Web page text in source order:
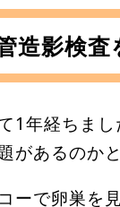
造影検
1年経ちまし
があるのか
ーで卵巣を